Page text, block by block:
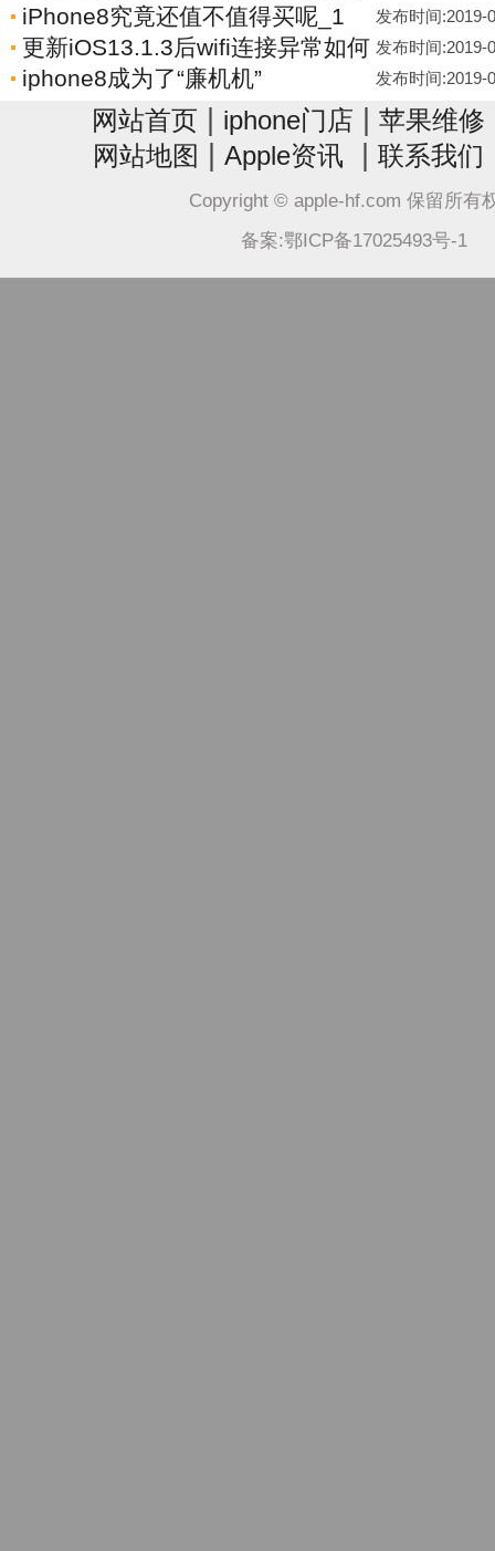
iPhone8究竟还值不值得买呢_1 发布时间:2019-
更新iOS13.1.3后wifi连接异常如何 发布时间:2019-
iphone8成为了“廉机机” 发布时间:2019-
网站首页 iphone门店 苹果维修
网站地图 Apple资讯 联系我们
Copyright © apple-hf.com 保留所有
备案:鄂ICP备17025493号-1